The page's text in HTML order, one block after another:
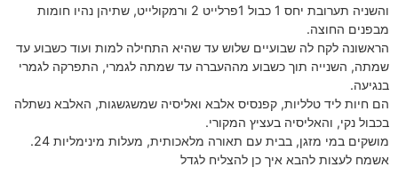
והשניה תערובת יחס 1 כבול 1פרלייט 2 ורמקולייט, שתיהן נהיו חומות
מבפנים החוצה.
הראשונה לקח לה שבועיים שלוש עד שהיא התחילה למות ועוד כשבוע עד
שמתה, השנייה תוך כשבוע מההעברה עד שמתה לגמרי, התפרקה לגמרי
בנגיעה.
הם חיות ליד טלליות, קפנסיס אלבא ואליסיה שמשגשגות, האלבא נשתלה
בכבול נקי, והאליסיה בעציץ המקורי.
מושקים במי מזגן, בבית עם תאורה מלאכותית, מעלות מינימליות 24.
אשמח לעצות להבא איך כן להצליח לגדל